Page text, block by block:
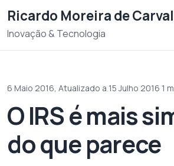
Ricardo Moreira de
Inovação & Tecnologia
6 Maio 2016, Atualizado a 15 Julho 2016 1
O IRS é mais
do que parece